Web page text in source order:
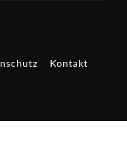
Kontakt